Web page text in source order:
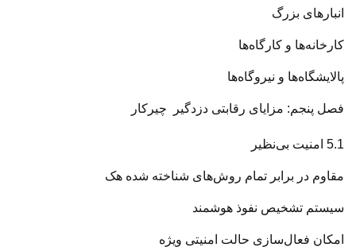
انبارهای بزرگ
کارخانه‌ها و کارگاه‌ها
پالایشگاه‌ها و نیروگاه‌ها
فصل پنجم: مزایای رقابتی دزدگیر چیرکار
5.1 امنیت بی‌نظیر
مقاوم در برابر تمام روش‌های شناخته شده هک
سیستم تشخیص نفوذ هوشمند
امکان فعال‌سازی حالت امنیتی ویژه